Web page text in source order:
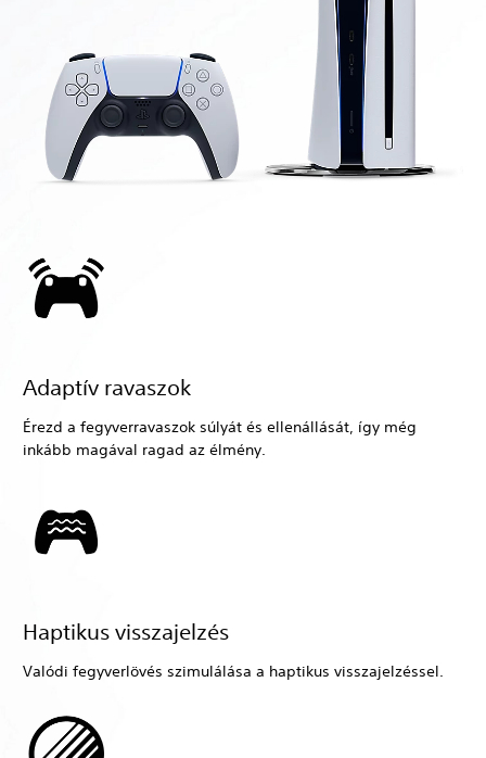
Adaptív ravaszok
Érezd a fegyverravaszok súlyát és ellenállását, így még
inkább magával ragad az élmény.
Haptikus visszajelzés
Valódi fegyverlövés szimulálása a haptikus visszajelzéssel.